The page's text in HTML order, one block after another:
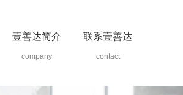
壹善达简介
company
联系壹善达
contact